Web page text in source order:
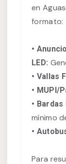
en
formato:
•
LED:
• Vallas
• MUPI/
•
mínimo
•
Para